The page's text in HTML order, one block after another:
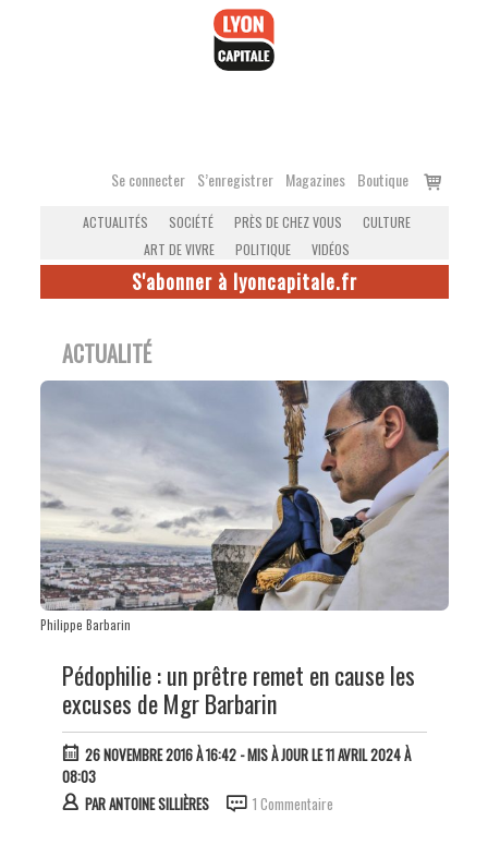
Se connecter S’enregistrer Magazines Boutique
Voir
ACTUALITÉS SOCIÉTÉ PRÈS DE CHEZ VOUS
CULTURE
ART DE VIVRE
POLITIQUE VIDÉOS
S'abonner à lyoncapitale.fr
ACTUALITÉ
Philippe Barbarin
Pédophilie : un prêtre remet en cause les
excuses de Mgr Barbarin
26 NOVEMBRE 2016 À 16:42- MIS À JOUR LE 11 AVRIL 2024 À
08:03
PARANTOINE SILLIÈRES 1 Commentaire